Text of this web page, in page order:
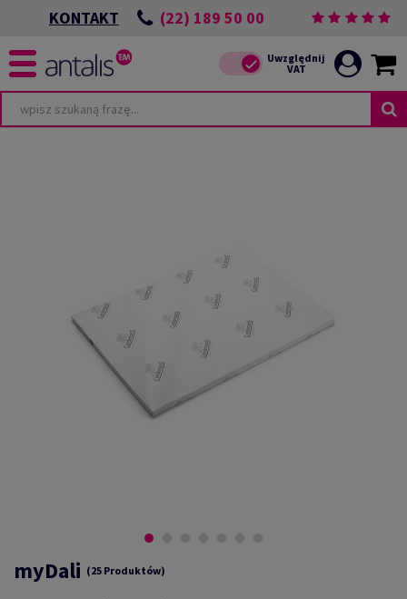
KONTAKT (22) 189 50 00
myDali (25 Produktów)